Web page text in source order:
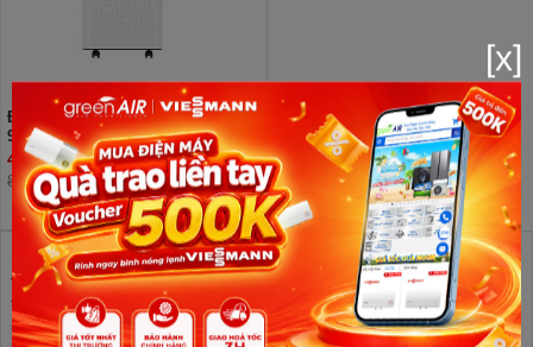
Điều hòa di động Casper 1 chiều
9000 BTU PC-09TL33
4.800.000đ
8.300.000đ
Điều hòa tủ đứng là dạng điều hòa thiết kế dạng tủ, công suất
thường lớn dành cho văn phòng hoặc hộ gia đình có diện tích
phòng đặt lớn.Điều hòa câythường có thiết kế đẹp, dạng tủ phù
[x]